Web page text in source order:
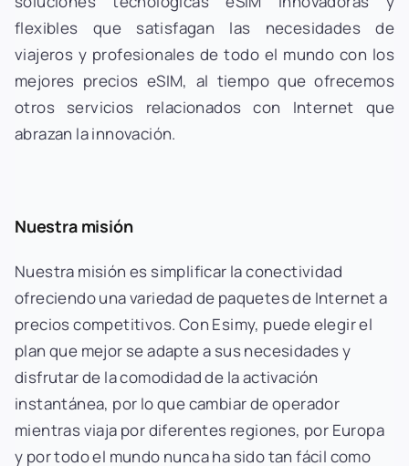
flexibles que satisfagan las necesidades de
viajeros y profesionales de todo el mundo con los
mejores precios eSIM, al tiempo que ofrecemos
otros servicios relacionados con Internet que
abrazan la innovación.
Nuestra misión
Nuestra misión es simplificar la conectividad
ofreciendo una variedad de paquetes de Internet a
precios competitivos. Con Esimy, puede elegir el
plan que mejor se adapte a sus necesidades y
disfrutar de la comodidad de la activación
instantánea, por lo que cambiar de operador
mientras viaja por diferentes regiones, por Europa
y por todo el mundo nunca ha sido tan fácil como